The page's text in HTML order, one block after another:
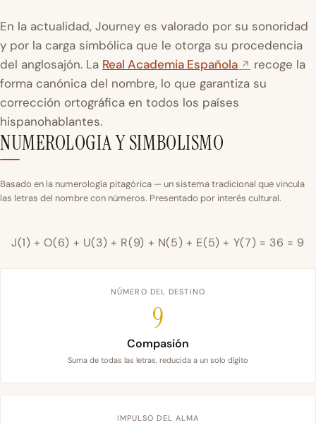
En la actualidad, Journey es valorado por su sonoridad
y por la carga simbólica que le otorga su procedencia
del anglosajón. La Real Academia Española
recoge la
forma canónica del nombre, lo que garantiza su
corrección ortográfica en todos los países
hispanohablantes.
NUMEROLOGIA Y SIMBOLISMO
Basado en la numerología pitagórica — un sistema tradicional que vincula
las letras del nombre con números. Presentado por interés cultural.
J(1) + O(6) + U(3) + R(9) + N(5) + E(5) + Y(7) = 36 = 9
NÚMERO DEL DESTINO
9
Compasión
Suma de todas las letras, reducida a un solo dígito
IMPULSO DEL ALMA